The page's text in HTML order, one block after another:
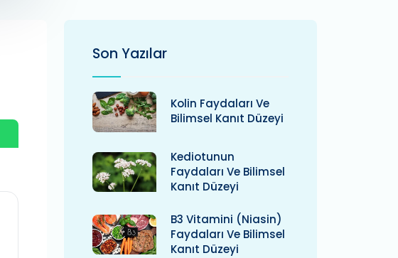
Son Yazılar
Kolin Faydaları Ve
Bilimsel Kanıt Düzeyi
Kediotunun
Faydaları Ve Bilimsel
Kanıt Düzeyi
B3 Vitamini (niasin)
Faydaları Ve Bilimsel
Kanıt Düzeyi